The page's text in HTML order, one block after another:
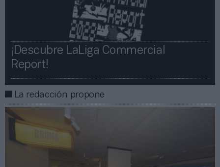
¡Descubre LaLiga Commercial
Report!​​
La redacción propone